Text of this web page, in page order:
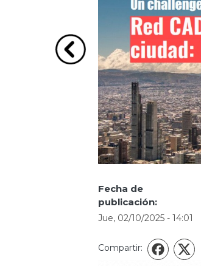
Ir a la imagen Anterior
Fecha de
publicación:
Jue, 02/10/2025 - 14:01
Compartir: